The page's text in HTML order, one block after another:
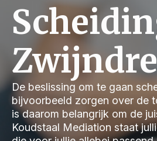
De beslissing om te gaan
bijvoorbeeld zorgen over de
is daarom belangrijk om de
Koudstaal Mediation staat